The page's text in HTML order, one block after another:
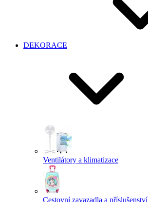
DEKORACE
Ventilátory a klimatizace
Cestovní zavazadla a příslušenství